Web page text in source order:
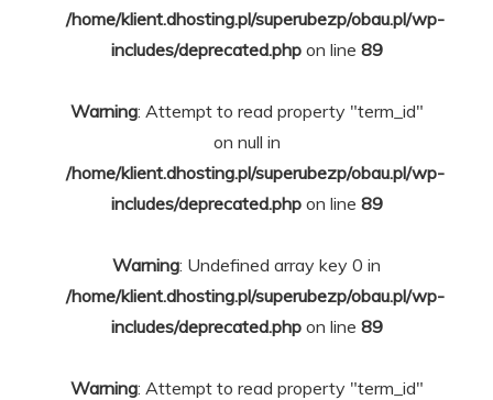
/home/klient.dhosting.pl/superubezp/obau.pl/wp-
includes/deprecated.phpon line 89
Warning: Attempt to read property "term_id"
on null in
/home/klient.dhosting.pl/superubezp/obau.pl/wp-
includes/deprecated.phpon line 89
Warning: Undefined array key 0 in
/home/klient.dhosting.pl/superubezp/obau.pl/wp-
includes/deprecated.phpon line 89
Warning: Attempt to read property "term_id"